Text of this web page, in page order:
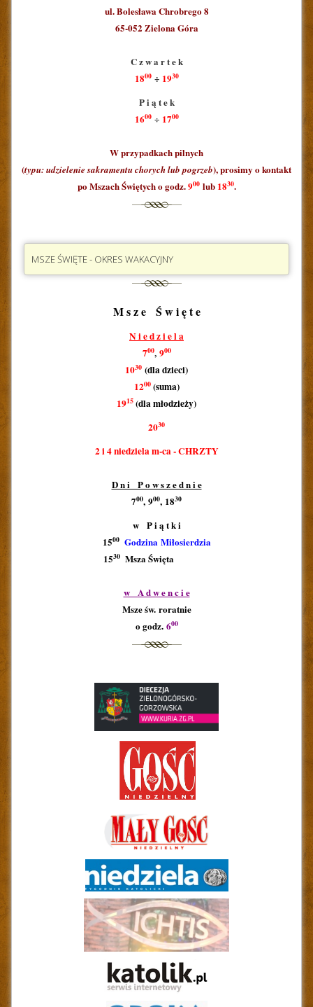
ul. Bolesława Chrobrego 8
65-052 Zielona Góra
C z w a r t e k
1800÷ 1930
P i ą t e k
1600 ÷ 1700
W przypadkach pilnych
(typu: udzielenie sakramentu chorych lub pogrzeb), prosimy o kontakt
po Mszach Świętych o godz.900lub 1830.
MSZE ŚWIĘTE - OKRES WAKACYJNY
M s z e Ś w i ę t e
N i e d z i e l a
700,900
1030 (dla dzieci)
1200 (suma)
1915 (dla młodzieży)
2030
2 i 4 niedziela m-ca - CHRZTY
D n i P o w s z e d n i e
700, 900, 1830
w P i ą t k i
1500 Godzina Miłosierdzia
1530Msza Święta
w A d w e n c i e
Msze św. roratnie
o godz. 600